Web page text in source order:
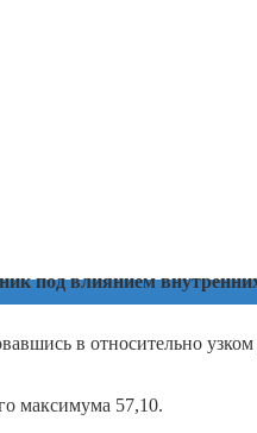
под влиянием
в относительно
максимума 57,10.